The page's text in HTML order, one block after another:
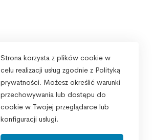
Strona korzysta z plików cookie w
celu realizacji usług zgodnie z Polityką
prywatności. Możesz określić warunki
przechowywania lub dostępu do
cookie w Twojej przeglądarce lub
konfiguracji usługi.